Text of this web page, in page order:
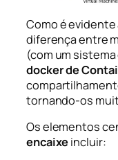
Como é evidente
diferença entre
(com um
docker de
tornando-os
Os elementos
encaixeincluir: